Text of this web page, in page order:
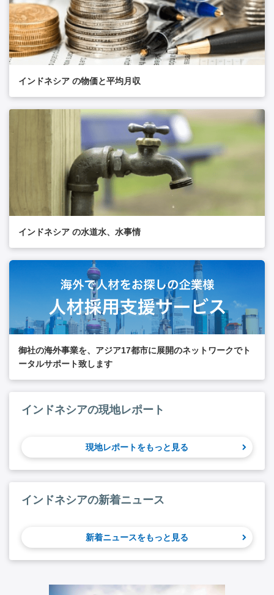
インドネシア の物価と平均月収
インドネシア の水道水、水事情
御社の海外事業を、アジア17都市に展開のネットワークでト
ータルサポート致します
インドネシアの現地レポート
現地レポートをもっと見る
インドネシアの新着ニュース
新着ニュースをもっと見る